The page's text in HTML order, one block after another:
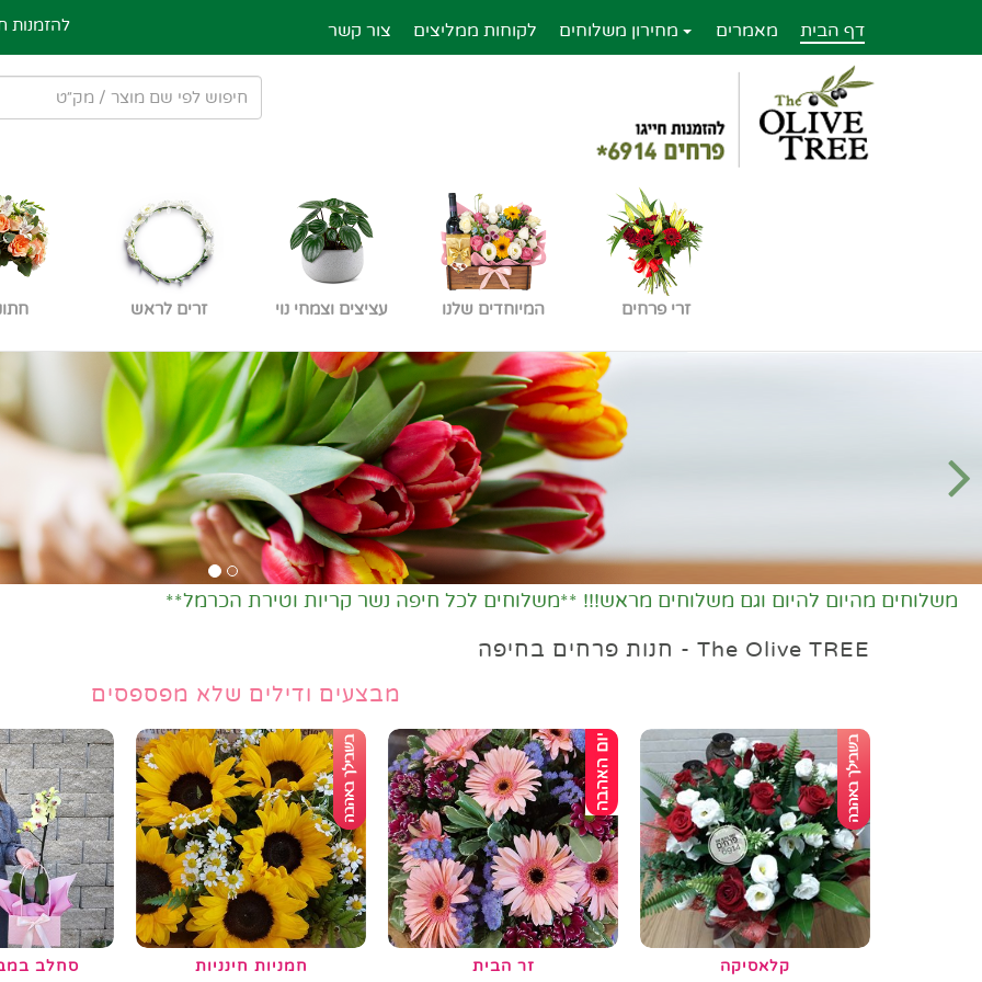
להזמנות חייגו דף הבית מאמרים מחירון משלוחים לקוחות ממליצים צור קשר
זרי פרחים המיוחדים שלנו עציצים וצמחי נוי זרים לראש
משלוחים מהיום להיום וגם משלוחים מראש!!! **משלוחים לכל חיפה נשר קריות וטירת הכרמל**
The Olive TREE - חנות פרחים בחיפה
מבצעים ודילים שלא מפספסים
קלאסיקה זר הבית חמניות חינניות סחלב